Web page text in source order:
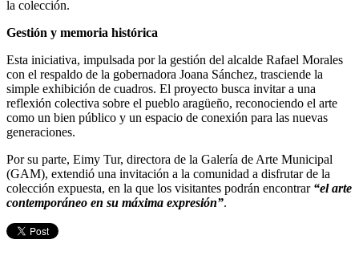
la colección.
Gestión y memoria histórica
Esta iniciativa, impulsada por la gestión del alcalde Rafael Morales
con el respaldo de la gobernadora Joana Sánchez, trasciende la
simple exhibición de cuadros. El proyecto busca invitar a una
reflexión colectiva sobre el pueblo aragüeño, reconociendo el arte
como un bien público y un espacio de conexión para las nuevas
generaciones.
Por su parte, Eimy Tur, directora de la Galería de Arte Municipal
(GAM), extendió una invitación a la comunidad a disfrutar de la
colección expuesta, en la que los visitantes podrán encontrar“el arte
contemporáneo en su máxima expresión”.